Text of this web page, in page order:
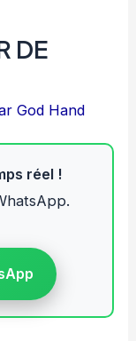
DE
God Hand
réel !